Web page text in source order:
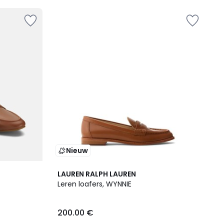
Nieuw
LAUREN RALPH LAUREN
Leren loafers, WYNNIE
200.00 €
5
/
2
Kleuren